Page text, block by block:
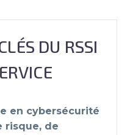
DU RSSI
en cybersécurité
risque, de